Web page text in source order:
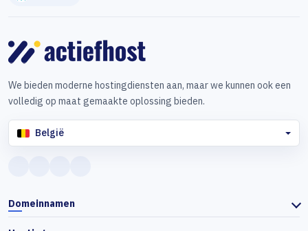
We bieden moderne hostingdiensten aan, maar we kunnen ook een
volledig op maat gemaakte oplossing bieden.
België
Domeinnamen